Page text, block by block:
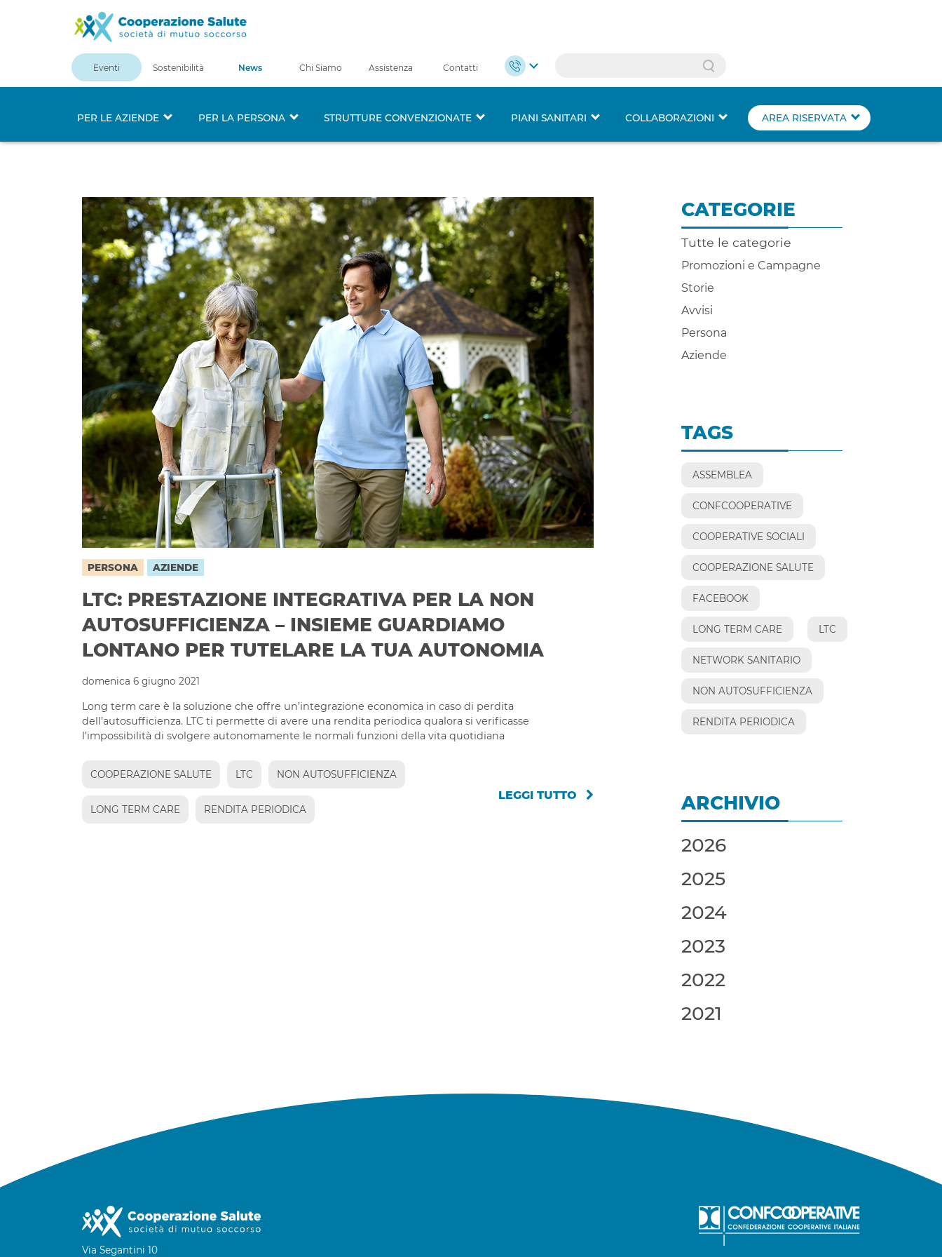
Eventi Sostenibilità News Chi Siamo Assistenza Contatti
PER LE AZIENDE PER LA PERSONA STRUTTURE CONVENZIONATE PIANI SANITARI COLLABORAZIONI AREA RISERVATA
PERSONA AZIENDE
LTC: PRESTAZIONE INTEGRATIVA PER LA NON
AUTOSUFFICIENZA – INSIEME GUARDIAMO
LONTANO PER TUTELARE LA TUA AUTONOMIA
domenica 6 giugno 2021
Long term care è la soluzione che offre un’integrazione economica in caso di perdita
dell’autosufficienza. LTC ti permette di avere una rendita periodica qualora si verificasse
l’impossibilità di svolgere autonomamente le normali funzioni della vita quotidiana
COOPERAZIONE SALUTE LTC NON AUTOSUFFICIENZA
LONG TERM CARE RENDITA PERIODICA
LEGGI TUTTO
CATEGORIE
Tutte le categorie
Promozioni e Campagne
Storie
Avvisi
Persona
Aziende
TAGS
ASSEMBLEA
CONFCOOPERATIVE
COOPERATIVE SOCIALI
COOPERAZIONE SALUTE
FACEBOOK
LONG TERM CARE LTC
NETWORK SANITARIO
NON AUTOSUFFICIENZA
RENDITA PERIODICA
ARCHIVIO
2026
2025
2024
2023
2022
2021
Via Segantini 10